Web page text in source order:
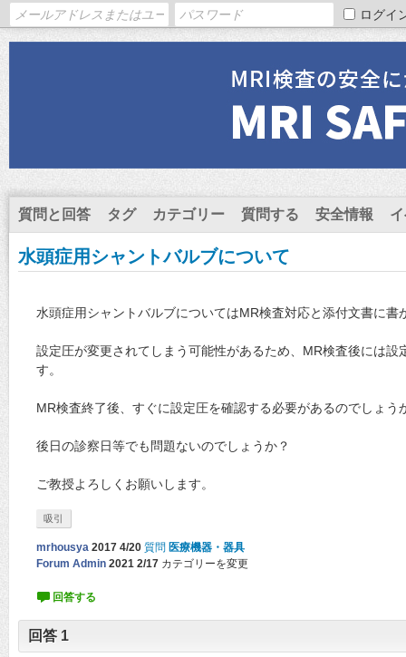
ログイ
質問と回答 タグ カテゴリー 質問する 安全情報
水頭症用シャントバルブについて
水頭症用シャントバルブについてはMR検査対応と添付文書に書
設定圧が変更されてしまう可能性があるため、MR検査後には設
す。
MR検査終了後、すぐに設定圧を確認する必要があるのでしょう
後日の診察日等でも問題ないのでしょうか？
ご教授よろしくお願いします。
吸引
mrhousya 2017 4/20 質問 医療機器・器具
Forum Admin 2021 2/17 カテゴリーを変更
回答 1